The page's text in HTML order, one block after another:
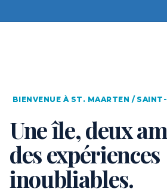
BIENVENUE À ST. MAARTEN /
Une île, deux
des expériences
inoubliables.